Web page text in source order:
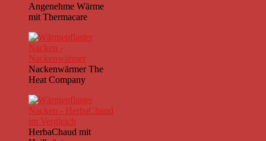
Angenehme Wärme
mit Thermacare
Nackenwärmer The
Heat Company
HerbaChaud mit